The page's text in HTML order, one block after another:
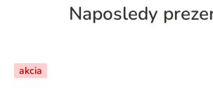
Naposledy
akcia